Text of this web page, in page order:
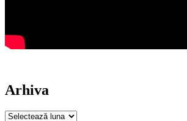
Arhiva
Arhiva